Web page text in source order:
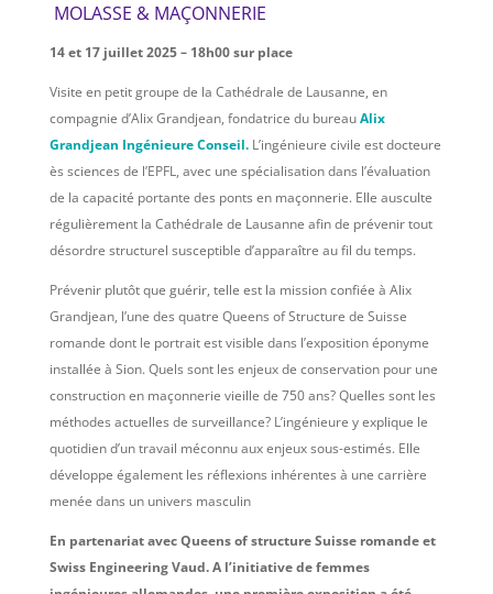
MOLASSE & MAÇONNERIE
14 et 17 juillet 2025 – 18h00 sur place
Visite en petit groupe de la Cathédrale de Lausanne, en
compagnie d’Alix Grandjean, fondatrice du bureauAlix
Grandjean Ingénieure Conseil. L’ingénieure civile est docteure
ès sciences de l’EPFL, avec une spécialisation dans l’évaluation
de la capacité portante des ponts en maçonnerie. Elle ausculte
régulièrement la Cathédrale de Lausanne afin de prévenir tout
désordre structurel susceptible d’apparaître au fil du temps.
Prévenir plutôt que guérir, telle est la mission confiée à Alix
Grandjean, l’une des quatre Queens of Structure de Suisse
romande dont le portrait est visible dans l’exposition éponyme
installée à Sion. Quels sont les enjeux de conservation pour une
construction en maçonnerie vieille de 750 ans? Quelles sont les
méthodes actuelles de surveillance? L’ingénieure y explique le
quotidien d’un travail méconnu aux enjeux sous-estimés. Elle
développe également les réflexions inhérentes à une carrière
menée dans un univers masculin
En partenariat avec Queens of structure Suisse romande et
Swiss Engineering Vaud. A l’initiative de femmes